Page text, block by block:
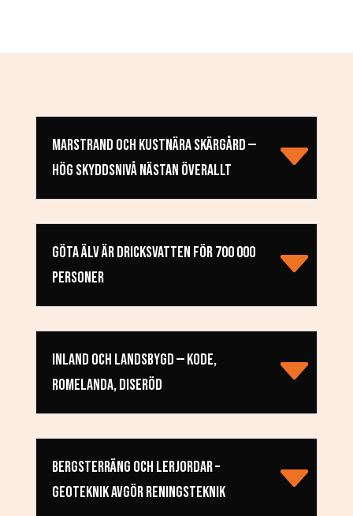
MARSTRAND OCH KUSTNÄRA SKÄRGÅRD —
HÖG SKYDDSNIVÅ NÄSTAN ÖVERALLT
GÖTA ÄLV ÄR DRICKSVATTEN FÖR 700 000
PERSONER
INLAND OCH LANDSBYGD — KODE,
ROMELANDA, DISERÖD
BERGSTERRÄNG OCH LERJORDAR –
GEOTEKNIK AVGÖR RENINGSTEKNIK